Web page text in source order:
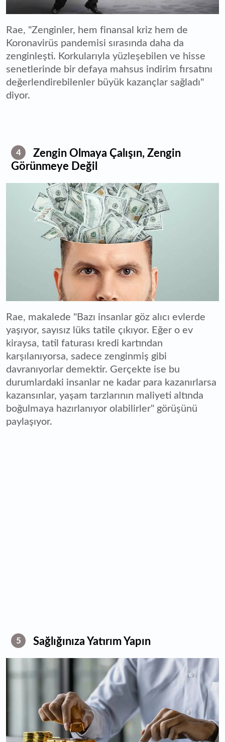
Rae, "Zenginler, hem finansal kriz hem de
Koronavirüs pandemisi sırasında daha da
zenginleşti. Korkularıyla yüzleşebilen ve hisse
senetlerinde bir defaya mahsus indirim fırsatını
değerlendirebilenler büyük kazançlar sağladı"
diyor.
4
Zengin Olmaya Çalışın, Zengin
Görünmeye Değil
Rae, makalede "Bazı insanlar göz alıcı evlerde
yaşıyor, sayısız lüks tatile çıkıyor. Eğer o ev
kiraysa, tatil faturası kredi kartından
karşılanıyorsa, sadece zenginmiş gibi
davranıyorlar demektir. Gerçekte ise bu
durumlardaki insanlar ne kadar para kazanırlarsa
kazansınlar, yaşam tarzlarının maliyeti altında
boğulmaya hazırlanıyor olabilirler" görüşünü
paylaşıyor.
5 Sağlığınıza Yatırım Yapın